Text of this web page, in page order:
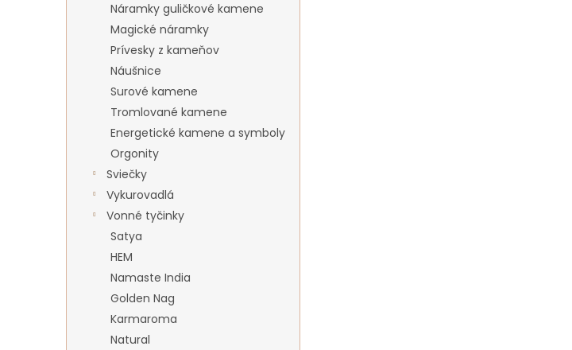
Náramky guličkové kamene
Magické náramky
Prívesky z kameňov
Náušnice
Surové kamene
Tromlované kamene
Energetické kamene a symboly
Orgonity
Sviečky
Vykurovadlá
Vonné tyčinky
Satya
HEM
Namaste India
Golden Nag
Karmaroma
Natural